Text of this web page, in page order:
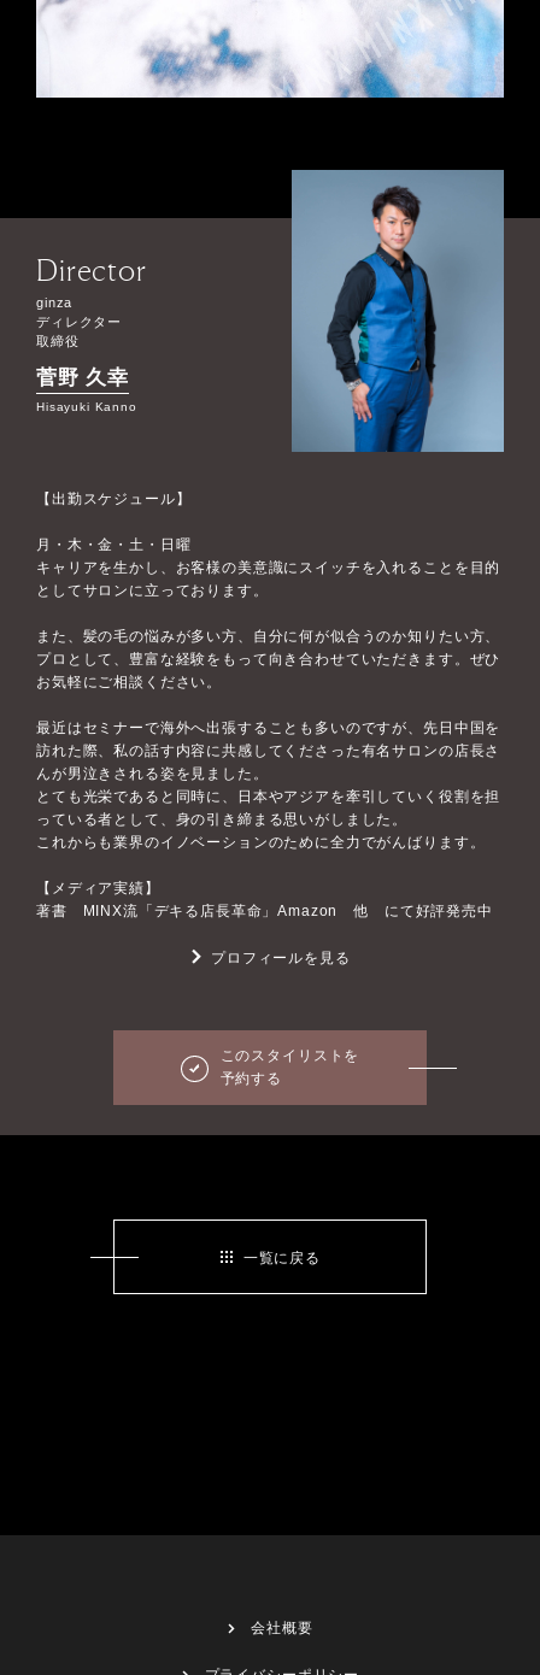
Director
ginza
ディレクター
取締役
菅野 久幸
Hisayuki Kanno
【出勤スケジュール】
月・木・金・土・日曜
キャリアを生かし、お客様の美意識にスイッチを入れることを目的
としてサロンに立っております。
また、髪の毛の悩みが多い方、自分に何が似合うのか知りたい方、
プロとして、豊富な経験をもって向き合わせていただきます。ぜひ
お気軽にご相談ください。
最近はセミナーで海外へ出張することも多いのですが、先日中国を
訪れた際、私の話す内容に共感してくださった有名サロンの店長さ
んが男泣きされる姿を見ました。
とても光栄であると同時に、日本やアジアを牽引していく役割を担
っている者として、身の引き締まる思いがしました。
これからも業界のイノベーションのために全力でがんばります。
【メディア実績】
著書 MINX流「デキる店長革命」Amazon 他 にて好評発売中
プロフィールを見る
このスタイリストを
予約する
一覧に戻る
会社概要